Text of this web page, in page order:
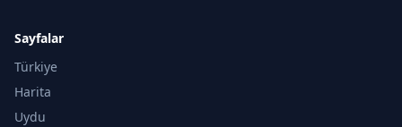
Sayfalar
Türkiye
Harita
Uydu